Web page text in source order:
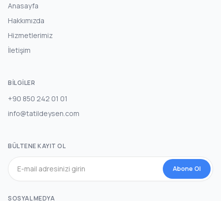
Anasayfa
Hakkımızda
Hizmetlerimiz
İletişim
BILGILER
+90 850 242 01 01
info@tatildeysen.com
BÜLTENE KAYIT OL
Abone Ol
SOSYAL MEDYA